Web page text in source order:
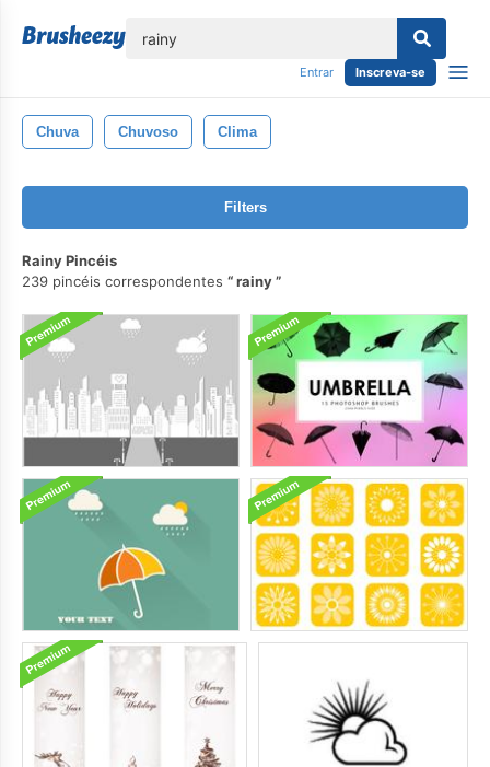
Entrar Inscreva-se
Chuva Chuvoso Clima
Filters
Rainy Pincéis
239 pincéis correspondentes
rainy